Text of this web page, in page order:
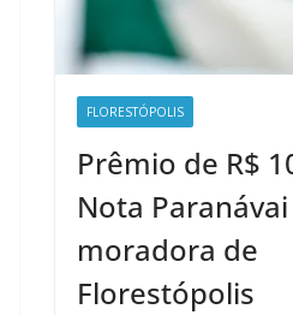
FLORESTÓPOLIS
Prêmio de R$
Nota
moradora de
Florestópolis